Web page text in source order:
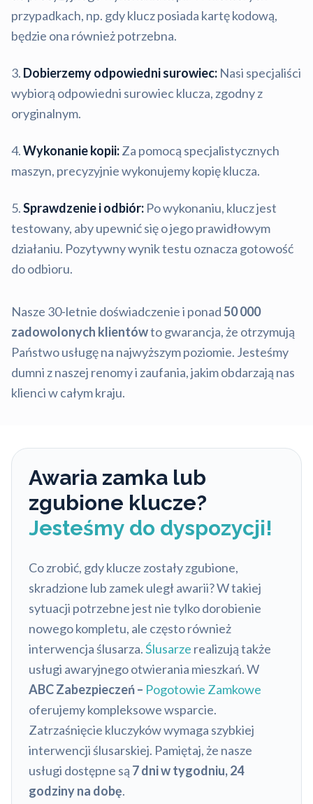
przypadkach, np. gdy klucz posiada kartę kodową,
będzie ona również potrzebna.
Dobierzemy odpowiedni surowiec: Nasi specjaliści
wybiorą odpowiedni surowiec klucza, zgodny z
oryginalnym.
Wykonanie kopii:Za pomocą specjalistycznych
maszyn, precyzyjnie wykonujemy kopię klucza.
Sprawdzenie i odbiór: Po wykonaniu, klucz jest
testowany, aby upewnić się o jego prawidłowym
działaniu. Pozytywny wynik testu oznacza gotowość
do odbioru.
Nasze 30-letnie doświadczenie i ponad50 000
zadowolonych klientówto gwarancja, że otrzymują
Państwo usługę na najwyższym poziomie. Jesteśmy
dumni z naszej renomy i zaufania, jakim obdarzają nas
klienci w całym kraju.
Awaria zamka lub
zgubione klucze?
Jesteśmy do dyspozycji!
Co zrobić, gdy klucze zostały zgubione,
skradzione lub zamek uległ awarii? W takiej
sytuacji potrzebne jest nie tylko dorobienie
nowego kompletu, ale często również
interwencja ślusarza.Ślusarze realizują także
usługi awaryjnego otwierania mieszkań. W
ABC Zabezpieczeń – Pogotowie Zamkowe
oferujemy kompleksowe wsparcie.
Zatrzaśnięcie kluczyków wymaga szybkiej
interwencji ślusarskiej. Pamiętaj, że nasze
usługi dostępne są 7 dni w tygodniu, 24
godziny na dobę.